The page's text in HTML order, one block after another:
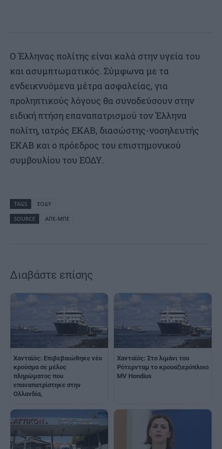
Ο Έλληνας πολίτης είναι καλά στην υγεία του
και ασυμπτωματικός. Σύμφωνα με τα
ενδεικνυόμενα μέτρα ασφαλείας, για
προληπτικούς λόγους θα συνοδεύσουν στην
ειδική πτήση επαναπατρισμού τον Έλληνα
πολίτη, ιατρός ΕΚΑΒ, διασώστης-νοσηλευτής
ΕΚΑΒ και ο πρόεδρος του επιστημονικού
συμβουλίου του ΕΟΔΥ.
TAGS
ΕΟΔΥ
SOURCE
ΑΠΕ-ΜΠΕ
Διαβάστε επίσης
Χανταϊός: Επιβεβαιώθηκε νέο
κρούσμα σε μέλος
πληρώματος που
επαναπατρίστηκε στην
Ολλανδία,
Χανταϊός: Στο λιμάνι του
Ρότερνταμ το κρουαζιερόπλοιο
MV Hondius